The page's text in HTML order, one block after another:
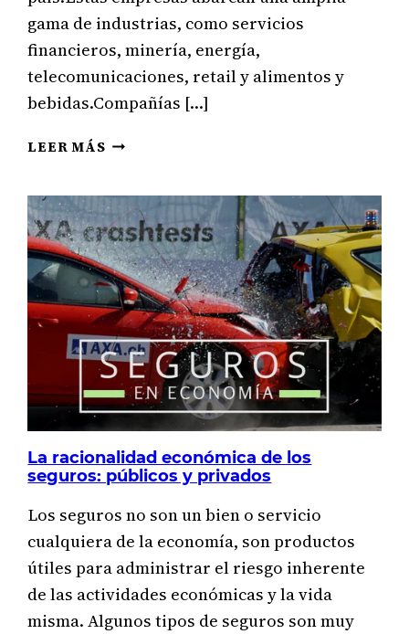
gama de industrias, como servicios
financieros, minería, energía,
telecomunicaciones, retail y alimentos y
bebidas.Compañías […]
LEER MÁS LAS
EMPRESAS
MÁS
GRANDES
POR
INGRESOS
EN
SUDÁFRICA
La racionalidad económica de los
seguros: públicos y privados
Los seguros no son un bien o servicio
cualquiera de la economía, son productos
útiles para administrar el riesgo inherente
de las actividades económicas y la vida
misma. Algunos tipos de seguros son muy